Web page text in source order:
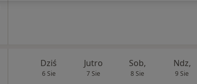
Dziś
6 Sie
Jutro
7 Sie
Sob,
8 Sie
Ndz,
9 Sie